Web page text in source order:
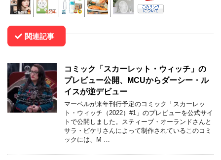
関連記事
コミック「スカーレット・ウィッチ」の
プレビュー公開、MCUからダーシー・ル
イスが逆デビュー
マーベルが来年刊行予定のコミック「スカーレッ
ト・ウィッチ（2022）#1」のプレビューを公式サイ
トで公開しました。スティーブ・オーランドさんと
サラ・ピケリさんによって制作されているこのコミ
ックには、M …